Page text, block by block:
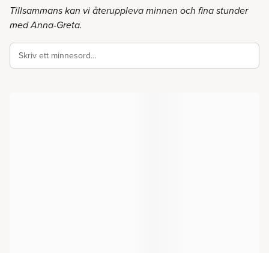
Tillsammans kan vi återuppleva minnen och fina stunder
med Anna-Greta.
Skriv ett minnesord…